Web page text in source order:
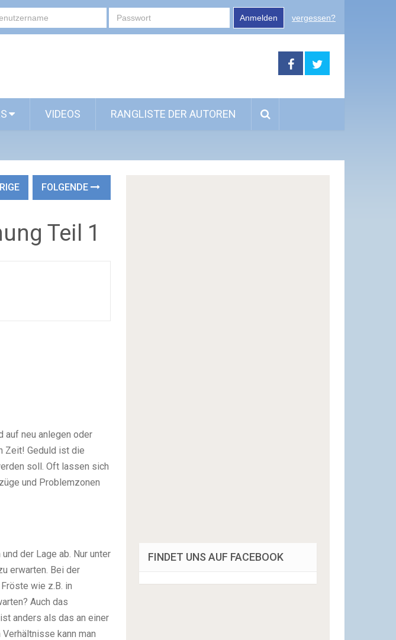
Anmelden vergessen?
VIDEOS RANGLISTE DER AUTOREN
FOLGENDE
Teil 1
auf neu anlegen oder
Zeit! Geduld ist die
soll. Oft lassen sich
und Problemzonen
der Lage ab. Nur unter
erwarten. Bei der
wie z.B. in
Auch das
anders als das an einer
kann man
FINDET UNS AUF FACEBOOK